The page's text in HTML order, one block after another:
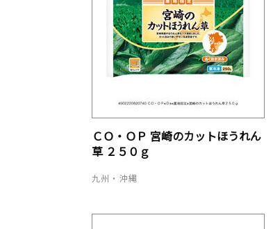
ＣＯ・ＯＰ 宮崎のカットほうれん
草 ２５０ｇ
九州・沖縄